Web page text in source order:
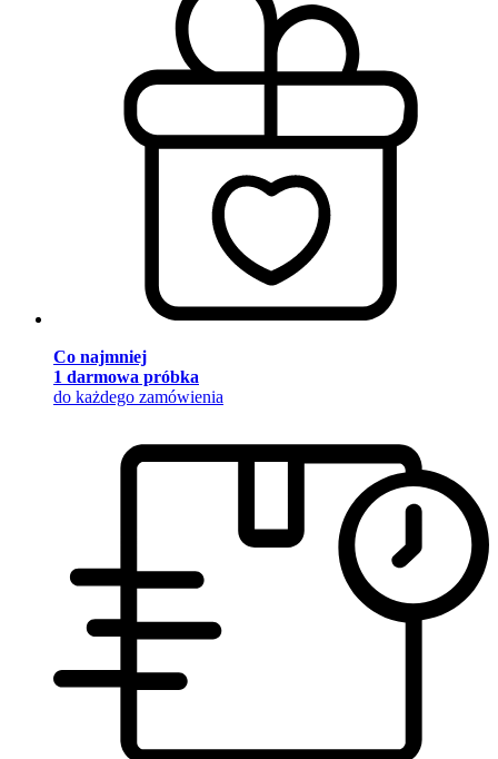
Co najmniej
1 darmowa próbka
do każdego zamówienia